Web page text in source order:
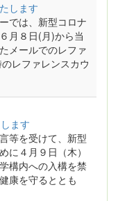
します
では、新型コロナ
月８日(月)から当
メールでのレファ
レファレンスカウ
ます
等を受けて、新型
に４月９日（木）
構内への入構を禁
康を守るととも